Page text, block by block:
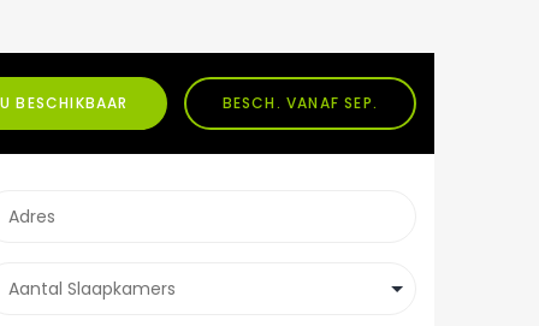
BESCHIKBAAR BESCH. VANAF SEP.